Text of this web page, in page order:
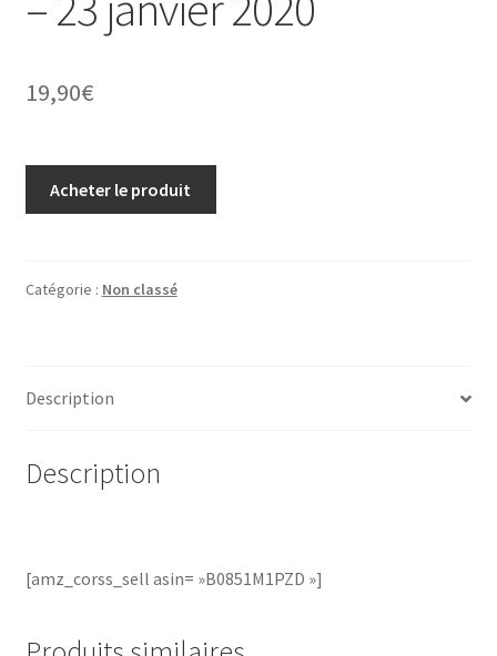
19,90€
Acheter le produit
Catégorie : Non classé
Description
Description
[amz_corss_sell asin= »B0851M1PZD »]